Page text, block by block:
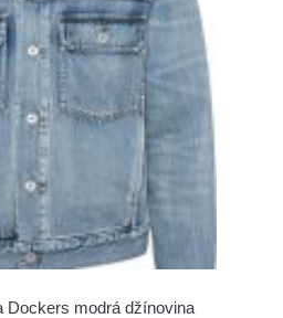
Dockers modrá džínovina